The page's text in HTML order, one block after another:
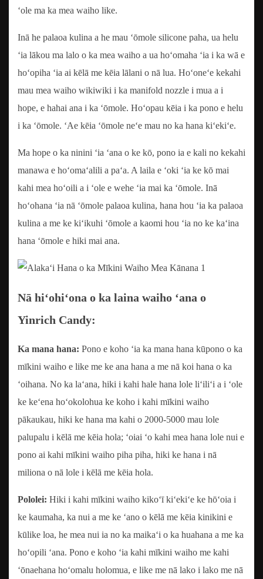
ʻole ma ka mea waiho like.
Inā he palaoa kulina a he mau ʻōmole silicone paha, ua helu
ʻia lākou ma lalo o ka mea waiho a ua hoʻomaha ʻia i ka wā e
hoʻopiha ʻia ai kēlā me kēia lālani o nā lua. Hoʻoneʻe kekahi
mau mea waiho wikiwiki i ka manifold nozzle i mua a i
hope, e hahai ana i ka ʻōmole. Hoʻopau kēia i ka pono e helu
i ka ʻōmole. ʻAe kēia ʻōmole neʻe mau no ka hana kiʻekiʻe.
Ma hope o ka ninini ʻia ʻana o ke kō, pono ia e kali no kekahi
manawa e hoʻomaʻalili a paʻa. A laila e ʻoki ʻia ke kō mai
kahi mea hoʻoili a i ʻole e wehe ʻia mai ka ʻōmole. Inā
hoʻohana ʻia nā ʻōmole palaoa kulina, hana hou ʻia ka palaoa
kulina a me ke kiʻikuhi ʻōmole a kaomi hou ʻia no ke kaʻina
hana ʻōmole e hiki mai ana.
Nā hiʻohiʻona o ka laina waiho ʻana o
Yinrich Candy:
Ka mana hana: Pono e koho ʻia ka mana hana kūpono o ka
mīkini waiho e like me ke ana hana a me nā koi hana o ka
ʻoihana. No ka laʻana, hiki i kahi hale hana lole liʻiliʻi a i ʻole
ke keʻena hoʻokolohua ke koho i kahi mīkini waiho
pākaukau, hiki ke hana ma kahi o 2000-5000 mau lole
palupalu i kēlā me kēia hola; ʻoiai ʻo kahi mea hana lole nui e
pono ai kahi mīkini waiho piha piha, hiki ke hana i nā
miliona o nā lole i kēlā me kēia hola.
Pololei: Hiki i kahi mīkini waiho kikoʻī kiʻekiʻe ke hōʻoia i
ke kaumaha, ka nui a me ke ʻano o kēlā me kēia kinikini e
kūlike loa, he mea nui ia no ka maikaʻi o ka huahana a me ka
hoʻopili ʻana. Pono e koho ʻia kahi mīkini waiho me kahi
ʻōnaehana hoʻomalu holomua, e like me nā lako i lako me nā